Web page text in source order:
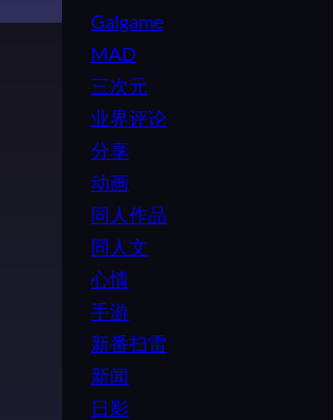
Galgame
MAD
三次元
业界评论
分享
动画
同人作品
同人文
心情
手游
新番扫雷
新闻
日影